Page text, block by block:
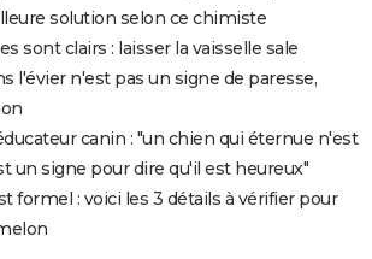
solution selon ce chimiste
sont clairs : laisser la vaisselle sale
l'évier n'est pas un signe de paresse,
canin : "un chien qui éternue n'est
un signe pour dire qu'il est heureux"
formel : voici les 3 détails à vérifier pour